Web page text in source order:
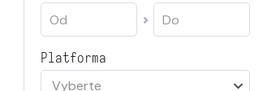
Platforma
Vyberte